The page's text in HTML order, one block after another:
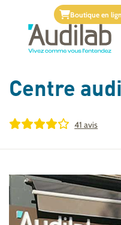
Boutique en
Centre
41 avis